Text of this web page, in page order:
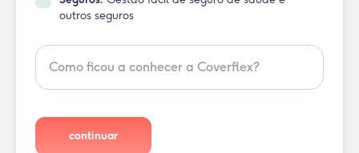
outros seguros